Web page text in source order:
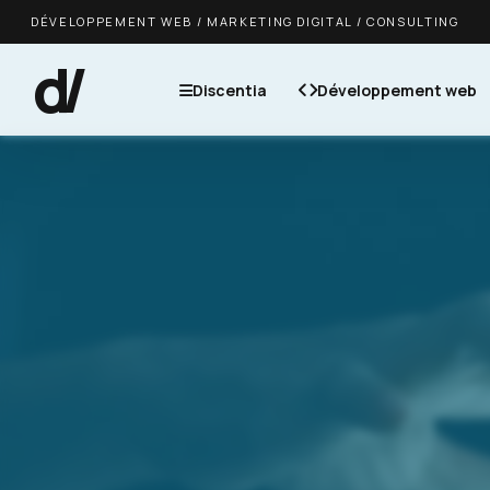
DÉVELOPPEMENT WEB / MARKETING DIGITAL / CONSULTING
d/ Discentia Développement web